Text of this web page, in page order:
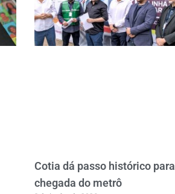
Cotia dá passo histórico para
chegada do metrô